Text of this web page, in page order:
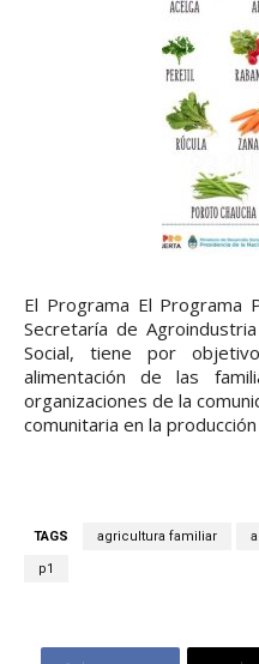
El Programa El Programa
Secretaría de
Social, tiene por
alimentación de las
organizaciones de la
comunitaria en la
TAGS agricultura familiar
p1